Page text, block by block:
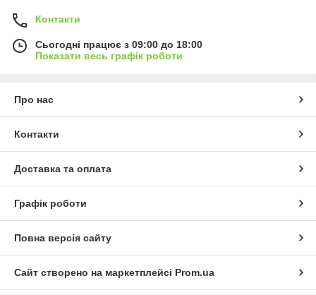
Контакти
Сьогодні працює з 09:00 до 18:00
Показати весь графік роботи
Про нас
Контакти
Доставка та оплата
Графік роботи
Повна версія сайту
Сайт створено на маркетплейсі Prom.ua